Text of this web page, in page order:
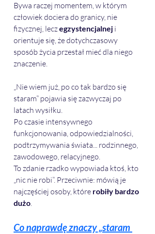
Bywa raczej momentem, w którym
człowiek dociera do granicy, nie
fizycznej, lecz egzystencjalnej i
orientuje się, że dotychczasowy
sposób życia przestał mieć dla niego
znaczenie.
„Nie wiem już, po co tak bardzo się
staram” pojawia się zazwyczaj po
latach wysiłku.
Po czasie intensywnego
funkcjonowania, odpowiedzialności,
podtrzymywania świata... rodzinnego,
zawodowego, relacyjnego.
To zdanie rzadko wypowiada ktoś, kto
„nic nie robi”. Przeciwnie: mówią je
najczęściej osoby, które robiły bardzo
dużo.
Co naprawdę znaczy „staram